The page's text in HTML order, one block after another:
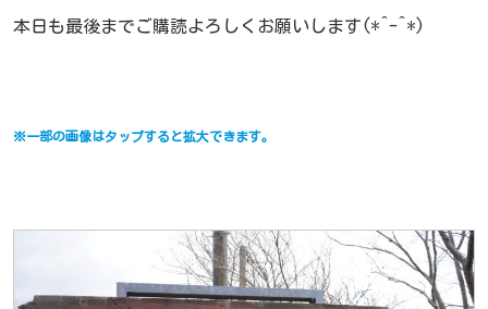
本日も最後までご購読よろしくお願いします(*^-^*)
※一部の画像はタップすると拡大できます。